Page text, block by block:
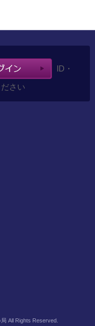
ID・
さい
All Rights Reserved.